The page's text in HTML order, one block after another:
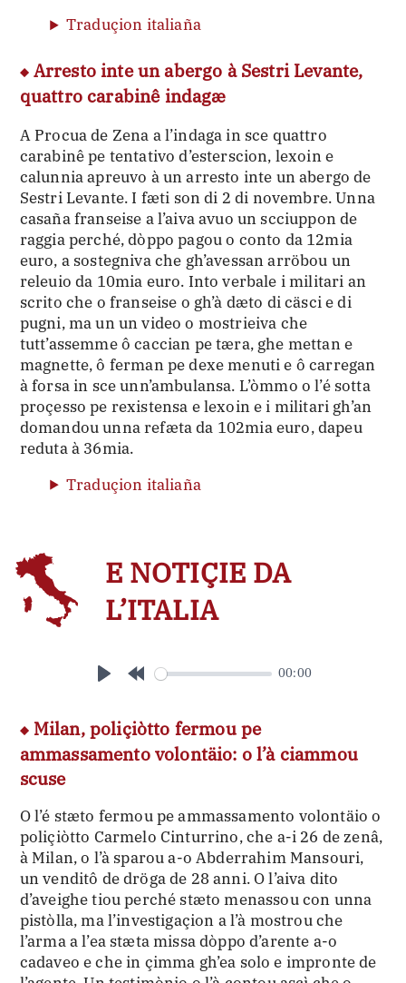
Traduçion italiaña
Arresto inte un abergo à Sestri Levante,
quattro carabinê indagæ
A Procua de Zena a l’indaga in sce quattro
carabinê pe tentativo d’esterscion, lexoin e
calunnia apreuvo à un arresto inte un abergo de
Sestri Levante. I fæti son di 2 di novembre. Unna
casaña franseise a l’aiva avuo un scciuppon de
raggia perché, dòppo pagou o conto da 12mia
euro, a sostegniva che gh’avessan arröbou un
releuio da 10mia euro. Into verbale i militari an
scrito che o franseise o gh’à dæto di cäsci e di
pugni, ma un un video o mostrieiva che
tutt’assemme ô caccian pe tæra, ghe mettan e
magnette, ô ferman pe dexe menuti e ô carregan
à forsa in sce unn’ambulansa. L’òmmo o l’é sotta
proçesso pe rexistensa e lexoin e i militari gh’an
domandou unna refæta da 102mia euro, dapeu
reduta à 36mia.
Traduçion italiaña
E NOTIÇIE DA
L’ITALIA
00:00
Milan, poliçiòtto fermou pe
ammassamento volontäio: o l’à ciammou
scuse
O l’é stæto fermou pe ammassamento volontäio o
poliçiòtto Carmelo Cinturrino, che a-i 26 de zenâ,
à Milan, o l’à sparou a-o Abderrahim Mansouri,
un venditô de dröga de 28 anni. O l’aiva dito
d’aveighe tiou perché stæto menassou con unna
pistòlla, ma l’investigaçion a l’à mostrou che
l’arma a l’ea stæta missa dòppo d’arente a-o
cadaveo e che in çimma gh’ea solo e impronte de